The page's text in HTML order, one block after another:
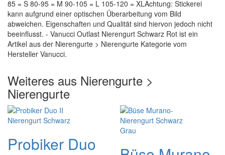
85 = S 80-95 = M 90-105 = L 105-120 = XLAchtung: Stickerei
kann aufgrund einer optischen Überarbeitung vom Bild
abweichen. Eigenschaften und Qualität sind hiervon jedoch nicht
beeinflusst. - Vanucci Outlast Nierengurt Schwarz Rot ist ein
Artikel aus der Nierengurte > Nierengurte Kategorie vom
Hersteller Vanucci.
Weiteres aus Nierengurte >
Nierengurte
Probiker Duo